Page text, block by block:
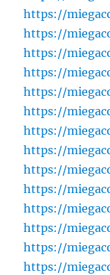
https://
https://
https://
https://
https://
https://
https://
https://
https://
https://
https://
https://
https://
https://